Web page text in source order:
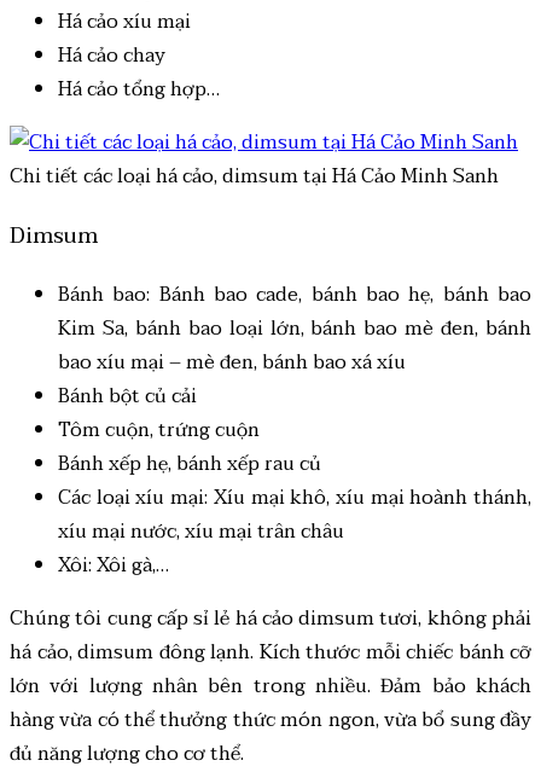
Há cảo xíu mại
Há cảo chay
Há cảo tổng hợp…
Chi tiết các loại há cảo, dimsum tại Há Cảo Minh Sanh
Dimsum
Bánh bao: Bánh bao cade, bánh bao hẹ, bánh bao
Kim Sa, bánh bao loại lớn, bánh bao mè đen, bánh
bao xíu mại – mè đen, bánh bao xá xíu
Bánh bột củ cải
Tôm cuộn, trứng cuộn
Bánh xếp hẹ, bánh xếp rau củ
Các loại xíu mại: Xíu mại khô, xíu mại hoành thánh,
xíu mại nước, xíu mại trân châu
Xôi: Xôi gà,…
Chúng tôi cung cấpsỉ lẻ há cảo dimsumtươi, không phải
há cảo, dimsum đông lạnh. Kích thước mỗi chiếc bánh cỡ
lớn với lượng nhân bên trong nhiều. Đảm bảo khách
hàng vừa có thể thưởng thức món ngon, vừa bổ sung đầy
đủ năng lượng cho cơ thể.